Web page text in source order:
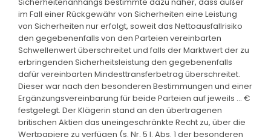
im Fall einer Rückgewähr von Sicherheiten eine Leistung
von Sicherheiten nur erfolgt, soweit das Nettoausfallrisiko
den gegebenenfalls von den Parteien vereinbarten
Schwellenwert überschreitet und falls der Marktwert der zu
erbringenden Sicherheitsleistung den gegebenenfalls
dafür vereinbarten Mindesttransferbetrag überschreitet.
Dieser war nach den besonderen Bestimmungen und einer
Ergänzungsvereinbarung für beide Parteien auf jeweils ... €
festgelegt. Der Klägerin stand an den übertragenen
britischen Aktien das uneingeschränkte Recht zu, über die
Wertpapiere zu verfügen (s. Nr. 5 I. Abs. 1 der besonderen